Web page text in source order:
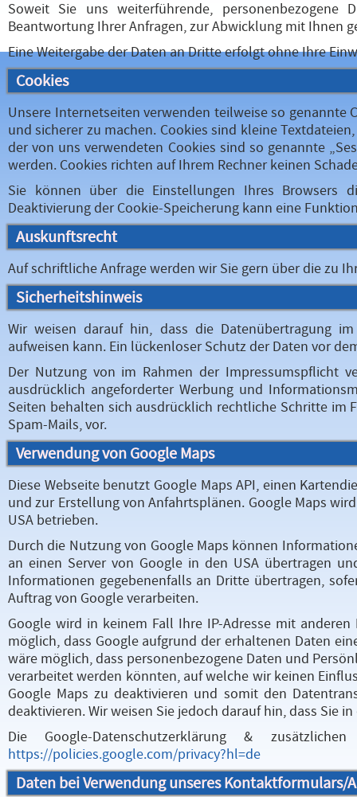
Soweit Sie uns weiterführende,
Beantwortung Ihrer Anfragen, zur Abwicklung mit Ihnen
Eine Weitergabe der Daten an Dritte erfolgt ohne Ihre
Cookies
Unsere Internetseiten verwenden teilweise so genannte
und sicherer zu machen. Cookies sind kleine
der von uns verwendeten Cookies sind so genannte
werden. Cookies richten auf Ihrem Rechner keinen
Sie können über die Einstellungen Ihres Browsers
Deaktivierung der Cookie-Speicherung kann eine
Auskunftsrecht
Auf schriftliche Anfrage werden wir Sie gern über die zu
Sicherheitshinweis
Wir weisen darauf hin, dass die Datenübertragung
aufweisen kann. Ein lückenloser Schutz der Daten vor
Der Nutzung von im Rahmen der Impressumspflicht
ausdrücklich angeforderter Werbung und
Seiten behalten sich ausdrücklich rechtliche Schritte im
Spam-Mails, vor.
Verwendung von Google Maps
Diese Webseite benutzt Google Maps API, einen
und zur Erstellung von Anfahrtsplänen. Google Maps
USA betrieben.
Durch die Nutzung von Google Maps können
an einen Server von Google in den USA übertragen
Informationen gegebenenfalls an Dritte übertragen,
Auftrag von Google verarbeiten.
Google wird in keinem Fall Ihre IP-Adresse mit
möglich, dass Google aufgrund der erhaltenen Daten
wäre möglich, dass personenbezogene Daten und
verarbeitet werden könnten, auf welche wir keinen
Google Maps zu deaktivieren und somit den
deaktivieren. Wir weisen Sie jedoch darauf hin, dass Sie
Die Google-Datenschutzerklärung &
https://policies.google.com/privacy?hl=de
Daten bei Verwendung unseres Kontaktformulars/